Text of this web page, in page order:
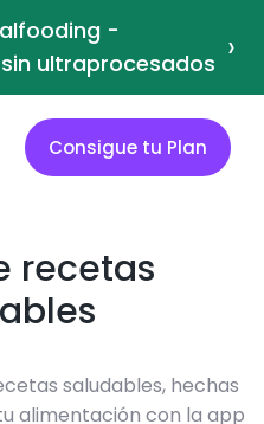
-
ultraprocesados ›
Consigue tu Plan
recetas
saludables, hechas
alimentación con la app